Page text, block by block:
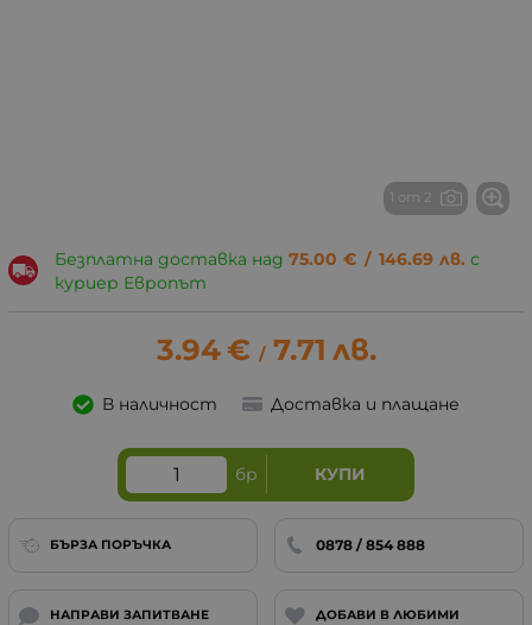
1 от 2
Безплатна доставка над 75.00 € / 146.69 лв. с
куриер Европът
3.94€ / 7.71 лв.
В наличност Доставка и плащане
бр КУПИ
БЪРЗА ПОРЪЧКА 0878 / 854 888
НАПРАВИ ЗАПИТВАНЕ ДОБАВИ В ЛЮБИМИ